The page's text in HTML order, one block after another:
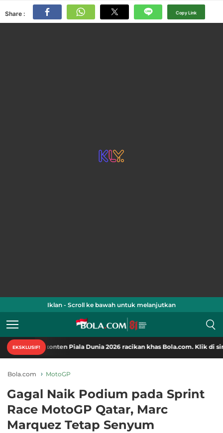
Share : Copy Link
Iklan - Scroll ke bawah untuk melanjutkan
EKSKLUSIF!Piala Dunia 2026 racikan khas Bola.com. Klik di sini!
Bola.com MotoGP
Gagal Naik Podium pada Sprint
Race MotoGP Qatar, Marc
Marquez Tetap Senyum